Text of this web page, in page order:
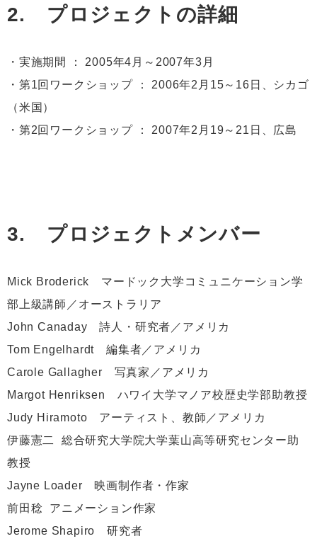
2. プロジェクトの詳細
・実施期間 ： 2005年4月～2007年3月
・第1回ワークショップ ： 2006年2月15～16日、シカゴ
（米国）
・第2回ワークショップ ： 2007年2月19～21日、広島
3. プロジェクトメンバー
Mick Broderick マードック大学コミュニケーション学
部上級講師／オーストラリア
John Canaday 詩人・研究者／アメリカ
Tom Engelhardt 編集者／アメリカ
Carole Gallagher 写真家／アメリカ
Margot Henriksen ハワイ大学マノア校歴史学部助教授
Judy Hiramoto アーティスト、教師／アメリカ
伊藤憲二 総合研究大学院大学葉山高等研究センター助
教授
Jayne Loader 映画制作者・作家
前田稔 アニメーション作家
Jerome Shapiro 研究者